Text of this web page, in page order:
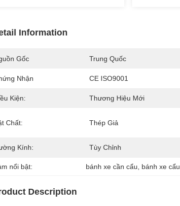
Information
Gốc Trung Quốc
Nhận CE ISO9001
Kiện: Thương Hiệu Mới
Chất: Thép Giả
Kính: Tùy Chỉnh
nổi bật: bánh xe cần cẩu bánh xe cẩu
Description